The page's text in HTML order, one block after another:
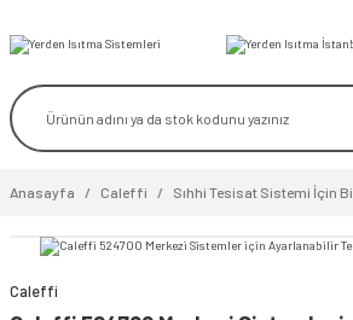
Anasayfa Caleffi Sıhhi Tesisat Sistemi İçin
video izle
Caleffi